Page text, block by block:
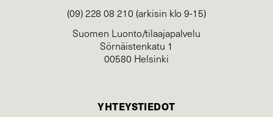
(09) 228 08 210 (arkisin klo 9-15)
Suomen Luonto/tilaajapalvelu
Sörnäistenkatu 1
00580 Helsinki
YHTEYSTIEDOT